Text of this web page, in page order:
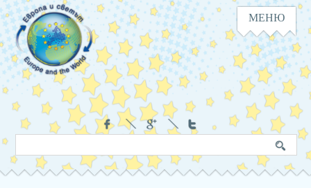
Навигация
МЕНЮ
Социални
в
сайта
дума